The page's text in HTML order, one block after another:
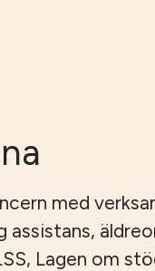
med
assistans,
Lagen om